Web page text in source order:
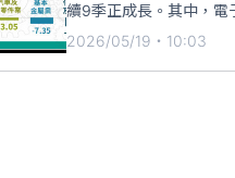
續9季正成長。其中，
2026/05/19・10:03